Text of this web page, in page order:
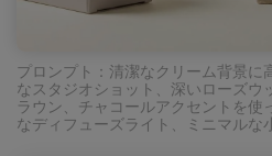
プロンプト：清潔なクリーム背景に
なスタジオショット、深いローズウ
ラウン、チャコールアクセントを使
なディフューズライト、ミニマルな